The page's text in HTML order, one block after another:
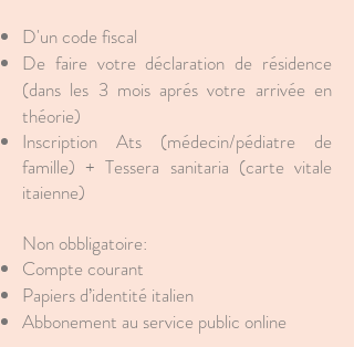
D'un code fiscal
De faire votre déclaration de résidence
(dans les 3 mois aprés votre arrivée en
théorie)
Inscription Ats (médecin/pédiatre de
famille) + Tessera sanitaria (carte vitale
itaienne)
Non obbligatoire:
Compte courant
Papiers d’identité italien
Abbonement au service public online